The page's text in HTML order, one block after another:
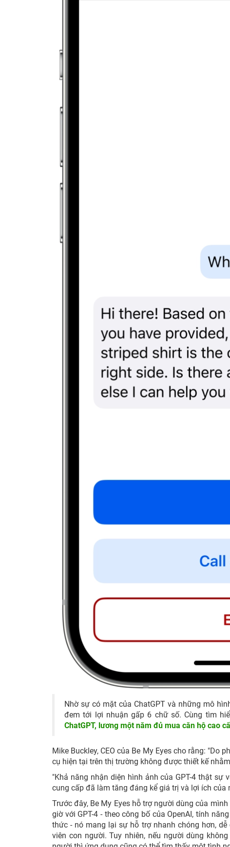
Nhờ sự có mặt của ChatGPT và những mô
đem tới lợi nhuận gấp 6 chữ số. Cùng tìm
ChatGPT, lương một năm đủ mua căn hộ cao
Mike Buckley, CEO của Be My Eyes cho rằng:
cụ hiện tại trên thị trường không được thiết kế
"Khả năng nhận diện hình ảnh của GPT-4 thật
cung cấp đã làm tăng đáng kể giá trị và lợi ích của
Trước đây, Be My Eyes hỗ trợ người dùng của
giờ với GPT-4 - theo công bố của OpenAI, tính
thức - nó mang lại sự hỗ trợ nhanh chóng hơn,
viên con người. Tuy nhiên, nếu người dùng